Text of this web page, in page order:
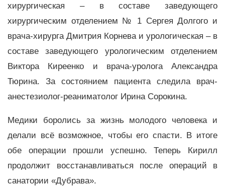
хирургическая – в составе заведующего
хирургическим отделением № 1 Сергея Долгого и
врача-хирурга Дмитрия Корнева и урологическая – в
составе заведующего урологическим отделением
Виктора Киреенко и врача-уролога Александра
Тюрина. За состоянием пациента следила врач-
анестезиолог-реаниматолог Ирина Сорокина.
Медики боролись за жизнь молодого человека и
делали всё возможное, чтобы его спасти. В итоге
обе операции прошли успешно. Теперь Кирилл
продолжит восстанавливаться после операций в
санатории «Дубрава».